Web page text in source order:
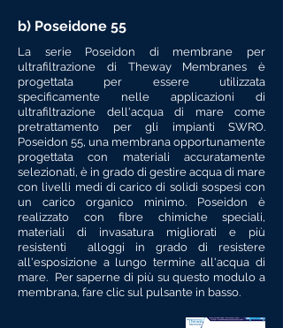
b) Poseidone 55
La serie Poseidon di membrane per
ultrafiltrazione di Theway Membranes è
progettata per essere utilizzata
specificamente nelle applicazioni di
ultrafiltrazione dell'acqua di mare come
pretrattamento per gli impianti SWRO.
Poseidon 55, una membrana opportunamente
progettata con materiali accuratamente
selezionati, è in grado di gestire acqua di mare
con livelli medi di carico di solidi sospesi con
un carico organico minimo. Poseidon è
realizzato con fibre chimiche speciali,
materiali di invasatura migliorati e più
resistenti alloggi in grado di resistere
all'esposizione a lungo termine all'acqua di
mare. Per saperne di più su questo modulo a
membrana, fare clic sul pulsante in basso.